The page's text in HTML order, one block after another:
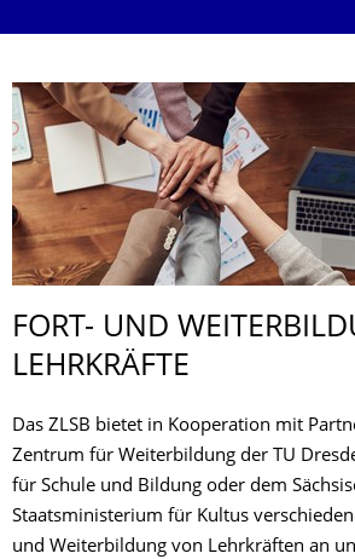
FORT- UND
LEHRKRÄFTE
Das ZLSB bietet in Kooperation mit
Zentrum für Weiterbildung der TU
für Schule und Bildung oder dem
Staatsministerium für Kultus
und Weiterbildung von Lehrkräften an